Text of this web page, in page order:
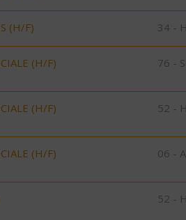
(H/F) 34 -
(H/F) 76 -
(H/F) 52 -
(H/F) 06 -
52 -